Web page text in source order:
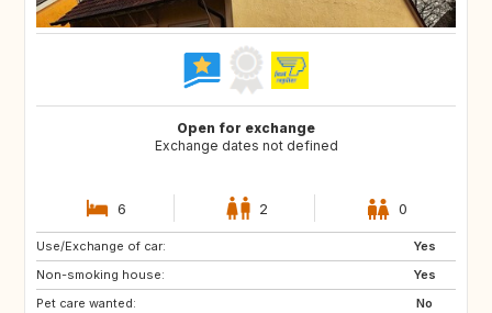
Open for exchange
Exchange dates not defined
6 2 0
Use/Exchange of car:
Yes
Non-smoking house:
Yes
Pet care wanted:
No
DE
CZ
IL